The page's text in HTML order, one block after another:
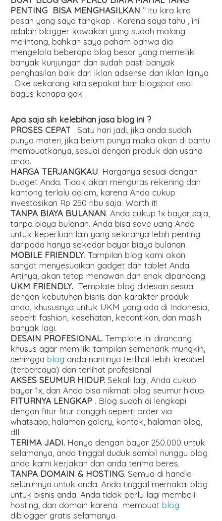
PENTING BISA MENGHASILKAN ” itu kira kira
pesan yang saya tangkap . Karena saya tahu , ini
adalah blogger kawakan yang sudah malang
melintang, bahkan saya paham bahwa dia
mengelola beberapa blog besar yang memeiliki
banyak kunjungan dan sudah pasti banyak
penghasilan baik dari iklan adsense dan iklan lainya
. Oke sekarang kita sepakat biar blogspot asal
bagus kenapa gak .
Apa saja sih kelebihan jasa blog ini ?
PROSES CEPAT . Satu hari jadi, jika anda sudah
punya materi, jika belum punya maka akan di bantu
membuatkanya, sesuai dengan produk dan usaha
anda.
HARGA TERJANGKAU. Harganya sesuai dengan
budget Anda. Tidak akan menguras rekening dan
kantong terlalu dalam, karena Anda cukup
investasikan Rp 250 ribu saja. Worth it!
TANPA BIAYA BULANAN. Anda cukup 1x bayar saja,
tanpa biaya bulanan. Anda bisa save uang Anda
untuk keperluan lain yang sekiranya lebih penting
daripada hanya sekedar bayar biaya bulanan.
MOBILE FRIENDLY. Tampilan blog kami akan
sangat menyesuaikan gadget dan tablet Anda.
Artinya, akan tetap menawan dan enak dipandang.
UKM FRIENDLY. Template blog didesain sesuai
dengan kebutuhan bisnis dan karakter produk
anda, khususnya untuk UKM yang ada di Indonesia,
seperti fashion, kesehatan, kecantikan, dan masih
banyak lagi.
DESAIN PROFESIONAL. Template ini dirancang
khusus agar memiliki tampilan semenarik mungkin,
sehinggablog anda nantinya terlihat lebih kredibel
(terpercaya) dan terlihat profesional
AKSES SEUMUR HIDUP. Sekali lagi, Anda cukup
bayar 1x, dan Anda bisa nikmati blog seumur hidup.
FITURNYA LENGKAP . Blog sudah di lengkapi
dengan fitur fitur canggih seperti order via
whatsapp, halaman galery, kontak, halaman blog,
dll
TERIMA JADI. Hanya dengan bayar 250.000 untuk
selamanya, anda tinggal duduk sambil nunggu blog
anda kami kerjakan dan anda terima beres.
TANPA DOMAIN & HOSTING. Semua di handle
seluruhnya untuk anda. Anda tinggal memakai blog
untuk bisnis anda. Anda tidak perlu lagi membeli
hosting, dan domain karena membuatblog
diblogger gratis selamanya.